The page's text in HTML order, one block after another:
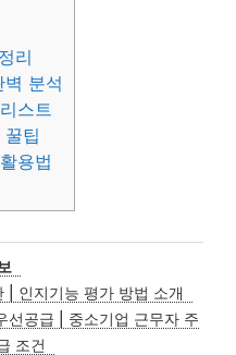
리
분석
스트
팁
용법
| 인지기능 평가 방법 소개
선공급 | 중소기업 근무자 주
조건